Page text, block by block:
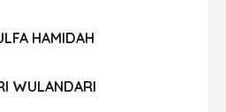
HAMIDAH
WULANDARI